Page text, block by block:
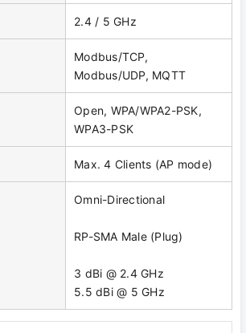
2.4 / 5 GHz
Modbus/TCP,
Modbus/UDP, MQTT
Open, WPA/WPA2-PSK,
WPA3-PSK
Max. 4 Clients (AP mode)
Omni-Directional
RP-SMA Male (Plug)
3 dBi @ 2.4 GHz
5.5 dBi @ 5 GHz